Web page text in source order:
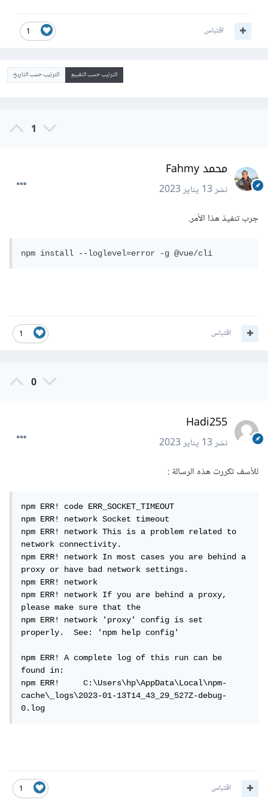
1 اقتباس
الترتيب حسب التقييم الترتيب حسب التاريخ
1
محمد Fahmy
نشر13 يناير 2023
جرب تنفيذ هذا الأمر.
1 اقتباس
0
Hadi255
نشر13 يناير 2023
للأسف تكررت هذه الرسالة
npm ERR! code ERR_SOCKET_TIMEOUT
npm ERR! network Socket timeout
npm ERR! network This is a problem related to
network connectivity.
npm ERR! network In most cases you are behind a
proxy or have bad network settings.
npm ERR! network
npm ERR! network If you are behind a proxy,
please make sure that the
npm ERR! network 'proxy' config is set
properly.  See: 'npm help config'
npm ERR! A complete log of this run can be
found in:
npm ERR!     C:\Users\hp\AppData\Local\npm-
cache\_logs\2023-01-13T14_43_29_527Z-debug-
0.log
1 اقتباس